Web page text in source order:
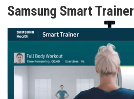
Samsung Smart Trainer